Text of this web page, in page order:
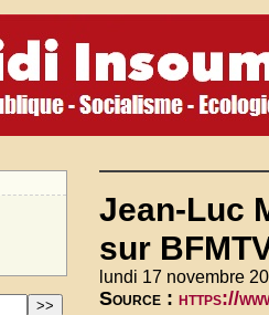
Jean-Luc
sur
lundi 17 novembre
Source : https://